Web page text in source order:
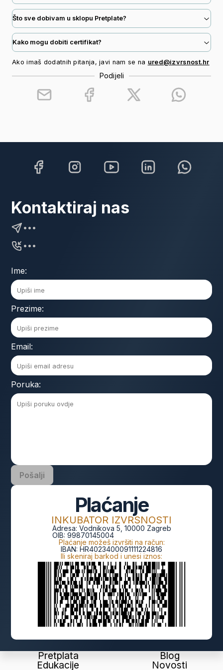
svom radu spaja psihologiju,
psihoterapiju i coaching kako bi
podržala osobni i profesionalni razvoj
pojedinaca i organizacija.
Što sve dobivam u sklopu Pretplate?
Kako mogu dobiti certifikat?
Ako imaš dodatnih pitanja, javi nam se na ured@izvrsnost.hr
Podijeli
Kontaktiraj nas
•••
•••
Ime:
Prezime:
Email:
Poruka:
Pošalji
Plaćanje
INKUBATOR IZVRSNOSTI
Adresa: Vodnikova 5, 10000 Zagreb
OIB: 99870145004
Plaćanje možeš izvršiti na račun:
IBAN: HR4023400091111224816
Ili skeniraj barkod i unesi iznos:
Pretplata
Edukacije
Blog
Novosti